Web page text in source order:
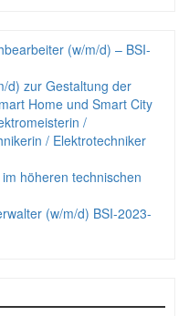
(w/m/d) – BSI-
d) zur Gestaltung der
Home und Smart City
/
/ Elektrotechniker
höheren technischen
(w/m/d) BSI-2023-